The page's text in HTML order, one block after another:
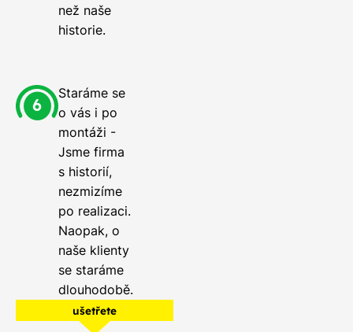
než naše
historie.
Staráme se
o vás i po
montáži -
Jsme firma
s historií,
nezmizíme
po realizaci.
Naopak, o
naše klienty
se staráme
dlouhodobě.
ušetřete